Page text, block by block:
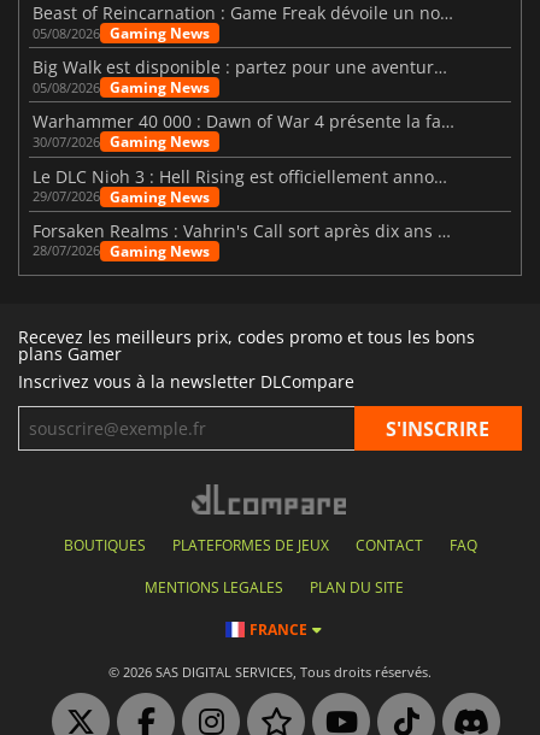
Beast of Reincarnation : Game Freak dévoile un nouveau pari
05/08/2026 Gaming News
Big Walk est disponible : partez pour une aventure entre amis
05/08/2026 Gaming News
Warhammer 40 000 : Dawn of War 4 présente la faction des Nécrons
30/07/2026 Gaming News
Le DLC Nioh 3 : Hell Rising est officiellement annoncé
29/07/2026 Gaming News
Forsaken Realms : Vahrin's Call sort après dix ans de développement
28/07/2026 Gaming News
Recevez les meilleurs prix, codes promo et tous les bons
plans Gamer
Inscrivez vous à la newsletter DLCompare
BOUTIQUES PLATEFORMES DE JEUX CONTACT FAQ
MENTIONS LEGALES PLAN DU SITE
FRANCE
© 2026 SAS DIGITAL SERVICES, Tous droits réservés.